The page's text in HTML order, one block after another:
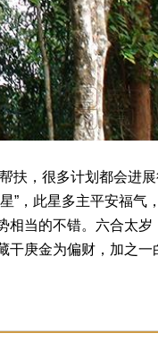
，很多计划都会进展
”，此星多主平安福气
相当的不错。六合太岁
干庚金为偏财，加之一
食禄之贵，读书的朋友